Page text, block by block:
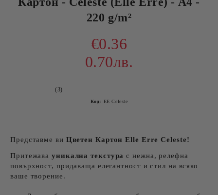
220 g/m²
€0.36
0.70лв.
(3)
Код: EE Celeste
Представме ви Цветен КартонElle Erre Celeste!
Притежава уникална текстура с нежнa, релефна
повърхност, придаваща елегантност и стил на всяко
ваше творение.